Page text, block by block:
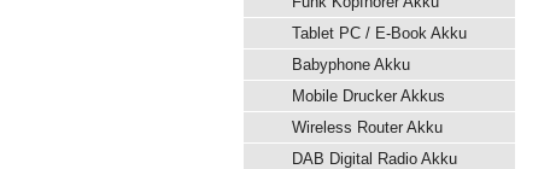
Tablet PC / E-Book Akku
Babyphone Akku
Mobile Drucker Akkus
Wireless Router Akku
DAB Digital Radio Akku